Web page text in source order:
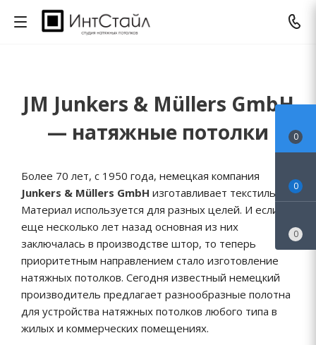
JM Junkers & Müllers GmbH
— натяжные потолки
Более 70 лет, с 1950 года, немецкая компания
Junkers & Müllers GmbH изготавливает текстиль.
Материал используется для разных целей. И если
еще несколько лет назад основная из них
заключалась в производстве штор, то теперь
приоритетным направлением стало изготовление
натяжных потолков. Сегодня известный немецкий
производитель предлагает разнообразные полотна
для устройства натяжных потолков любого типа в
жилых и коммерческих помещениях.
0
0
0